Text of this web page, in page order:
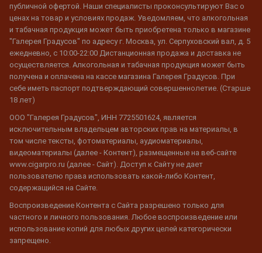
публичной офертой. Наши специалисты проконсультируют Вас о
ценах на товар и условиях продаж. Уведомляем, что алкогольная
и табачная продукция может быть приобретена только в магазине
"Галерея Градусов" по адресу г. Москва, ул. Серпуховский вал, д. 5
ежедневно, с 10:00-22:00 Дистанционная продажа и доставка не
осуществляется. Алкогольная и табачная продукция может быть
получена и оплачена на кассе магазина Галерея Градусов. При
себе иметь паспорт подтверждающий совершеннолетие. (Старше
18 лет)
ООО "Галерея Градусов", ИНН 7725501624, является
исключительным владельцем авторских прав на материалы, в
том числе тексты, фотоматериалы, аудиоматериалы,
видеоматериалы (далее - Контент), размещенные на веб-сайте
www.cigarpro.ru (далее - Сайт). Доступ к Сайту не дает
пользователю права использовать какой-либо Контент,
содержащийся на Сайте.
Воспроизведение Контента с Сайта разрешено только для
частного и личного пользования. Любое воспроизведение или
использование копий для любых других целей категорически
запрещено.